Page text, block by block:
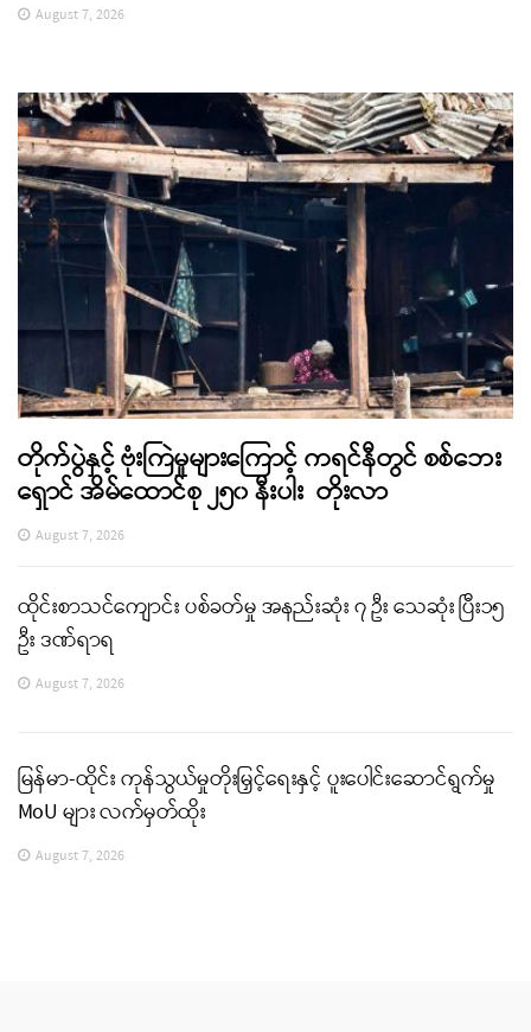
August 7, 2026
တိုက်ပွဲနှင့် ဗုံးကြဲမှုများကြောင့် ကရင်နီတွင် စစ်ဘေး
ရှောင် အိမ်ထောင်စု ၂၅၀ နီးပါး တိုးလာ
August 7, 2026
ထိုင်းစာသင်ကျောင်း ပစ်ခတ်မှု အနည်းဆုံး ၇ ဦး သေဆုံး ပြီး၁၅
ဦး ဒဏ်ရာရ
August 7, 2026
မြန်မာ-ထိုင်း ကုန်သွယ်မှုတိုးမြှင့်ရေးနှင့် ပူးပေါင်းဆောင်ရွက်မှု
MoU များ လက်မှတ်ထိုး
August 7, 2026